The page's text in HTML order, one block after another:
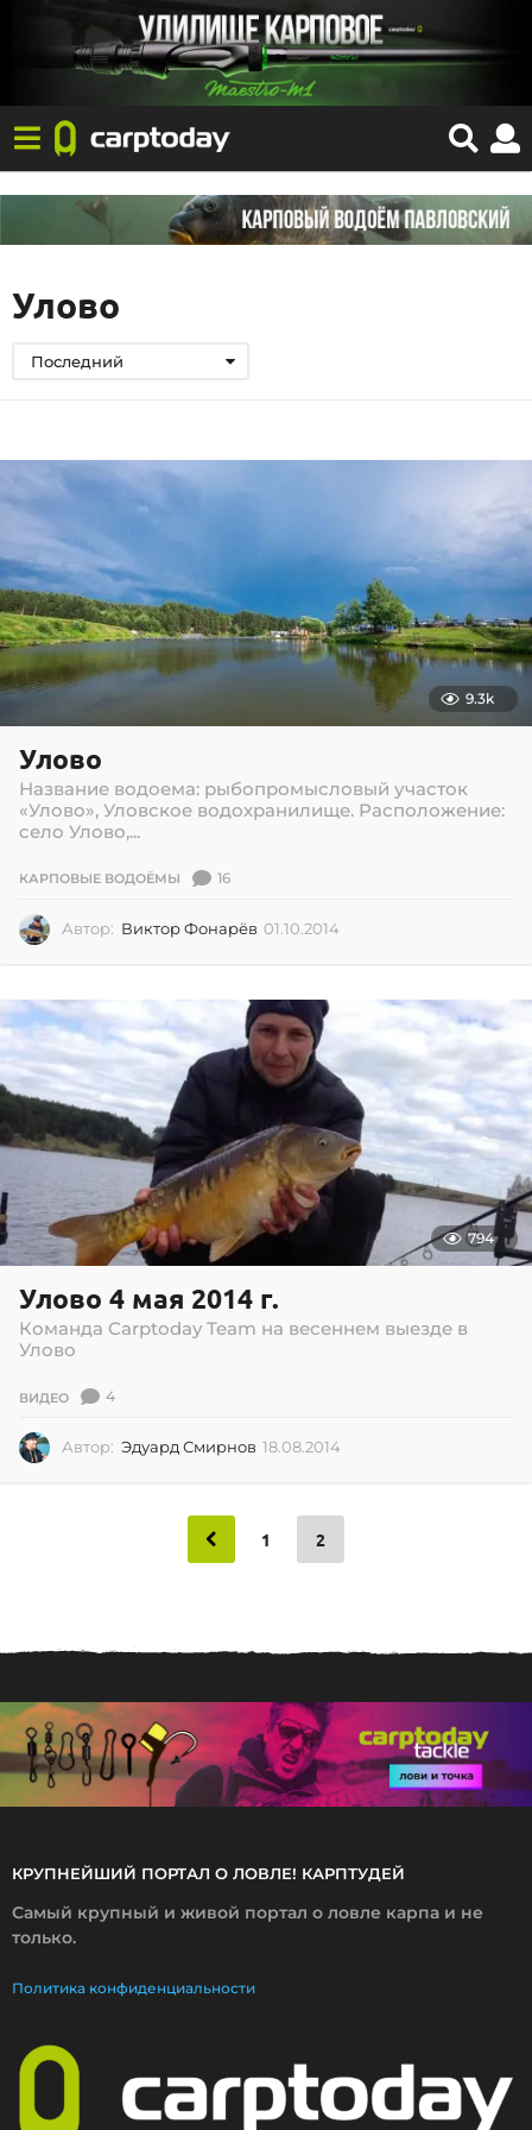
Улово
Последний
9.3k
Улово
Название водоема: рыбопромысловый участок
«Улово», Уловское водохранилище. Расположение:
село Улово,...
КАРПОВЫЕ ВОДОЁМЫ 16
Автор: Виктор Фонарёв 01.10.2014
0
1
4
794
Улово 4 мая 2014 г.
Команда Carptoday Team на весеннем выезде в
Улово
ВИДЕО 4
Автор: Эдуард Смирнов 18.08.2014
0
.
4
1 2
КРУПНЕЙШИЙ ПОРТАЛ О ЛОВЛЕ! КАРПТУДЕЙ
Самый крупный и живой портал о ловле карпа и не
только.
Политика конфиденциальности